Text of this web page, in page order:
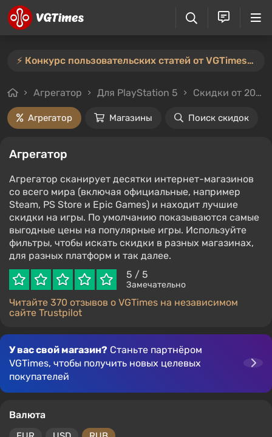
⚡️ Конкурс пользовательских статей от VGTimes продлён — участвуйте тут ⚡️
Агрегатор Для PlayStation 5 Скидки от 20%
Агрегатор Магазины Поиск скидок
Агрегатор
Агрегатор сканирует десятки интернет-магазинов
со всего мира (включая официальные, например
Steam, PS Store и Epic Games) и находит лучшие
скидки на игры. По умолчанию показываются самые
выгодные цены на популярные игры. Используйте
фильтры, чтобы искать скидки в разных магазинах,
для разных платформ и так далее.
5 / 5
Замечательно
Читайте 370 отзывов о VGTimes на независимом
сайте Trustpilot
У вас свой магазин? Станьте партнёром
VGTimes, чтобы получить новых целевых
покупателей
Валюта